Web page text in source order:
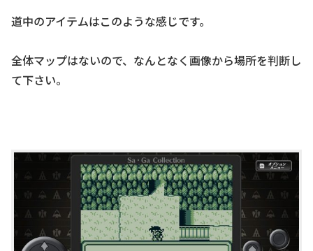
道中のアイテムはこのような感じです。
全体マップはないので、なんとなく画像から場所を判断し
て下さい。